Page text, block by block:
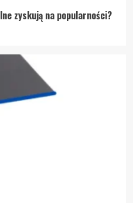
zyskują na popularności?